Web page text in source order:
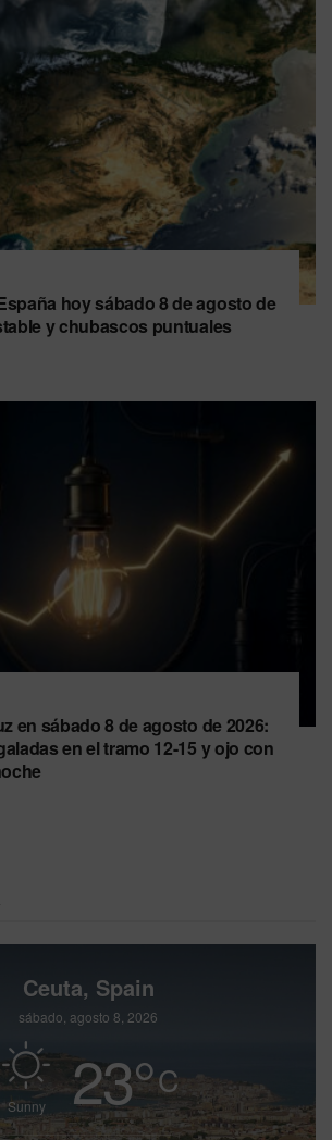
hoy sábado 8 de agosto de
y chubascos puntuales
en sábado 8 de agosto de 2026:
en el tramo 12-15 y ojo con
Ceuta, Spain
sábado, agosto 8, 2026
Sunny 23°C